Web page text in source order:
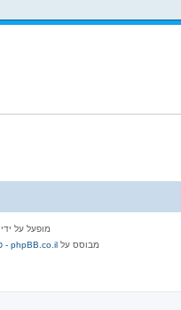
מופעל על ידי
מבוסס עלphpBB.co.il - פורומים בעברית